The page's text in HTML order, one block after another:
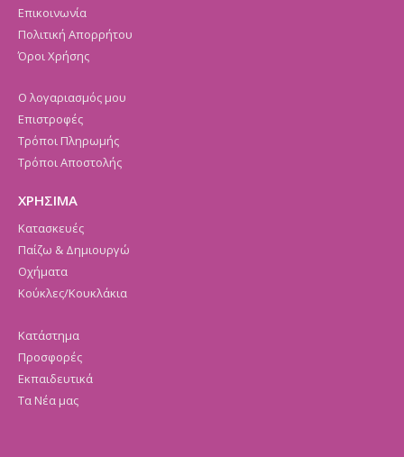
Επικοινωνία
Πολιτική Απορρήτου
Όροι Χρήσης
Ο λογαριασμός μου
Επιστροφές
Τρόποι Πληρωμής
Τρόποι Αποστολής
ΧΡΗΣΙΜΑ
Κατασκευές
Παίζω & Δημιουργώ
Οχήματα
Κούκλες/Κουκλάκια
Κατάστημα
Προσφορές
Εκπαιδευτικά
Τα Νέα μας